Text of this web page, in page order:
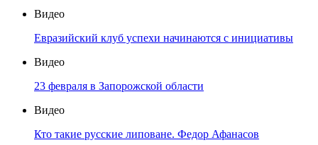
Видео
Евразийский клуб успехи начинаются с инициативы
Видео
23 февраля в Запорожской области
Видео
Кто такие русские липоване. Федор Афанасов